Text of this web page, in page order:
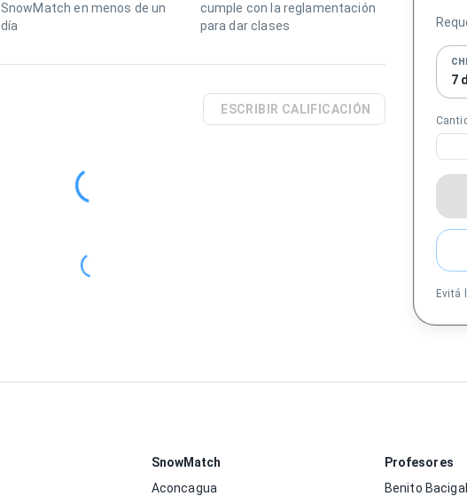
SnowMatch en menos de un
día
cumple con la reglamentación
para dar clases
ESCRIBIR CALIFICACIÓN
7
Evitá
SnowMatch
Aconcagua
Profesores
Benito